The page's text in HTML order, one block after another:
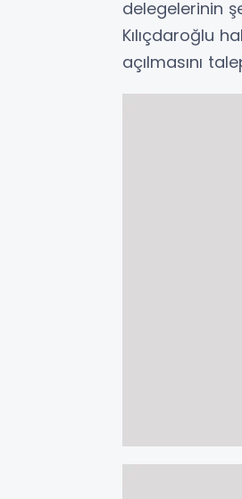
delegelerinin
Kılıçdaroğlu
açılmasını